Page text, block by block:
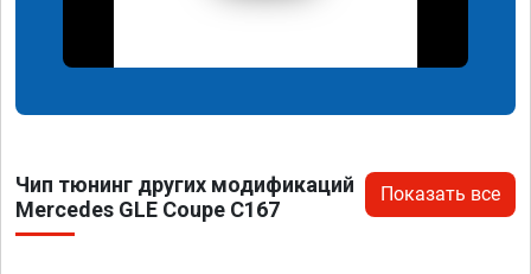
Чип тюнинг других модификаций
Mercedes GLE Coupe C167
Показать все